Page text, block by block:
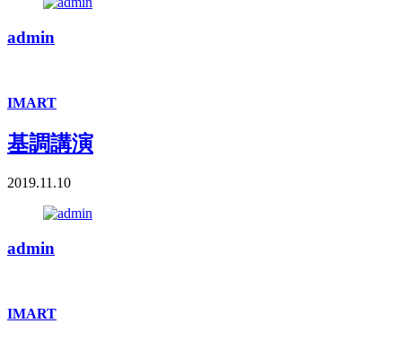
admin
IMART
基調講演
2019.11.10
admin
IMART